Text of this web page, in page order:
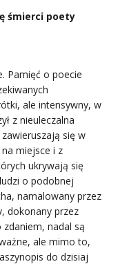
śmierci poety
Pamięć o poecie
ale intensywny, w
z nieuleczalna
się w
miejsce i z
ukrywają się
o podobnej
namalowany przez
dokonany przez
nadal są
ale mimo to,
do dzisiaj